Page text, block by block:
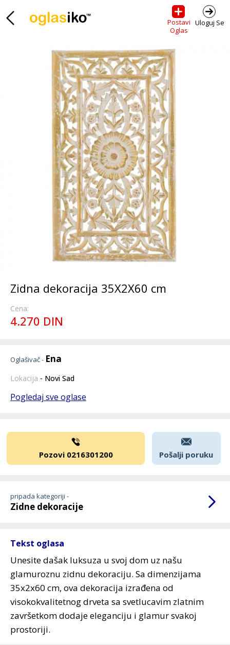
Postavi
Oglas
Uloguj Se
Zidna dekoracija 35X2X60 cm
Cena:
4.270 DIN
Oglašivač - Ena
Lokacija - Novi Sad
Pogledaj sve oglase
Pozovi 0216301200 Pošalji poruku
pripada kategoriji -
Zidne dekoracije
Tekst oglasa
Unesite dašak luksuza u svoj dom uz našu
glamuroznu zidnu dekoraciju. Sa dimenzijama
35x2x60 cm, ova dekoracija izrađena od
visokokvalitetnog drveta sa svetlucavim zlatnim
završetkom dodaje eleganciju i glamur svakoj
prostoriji.